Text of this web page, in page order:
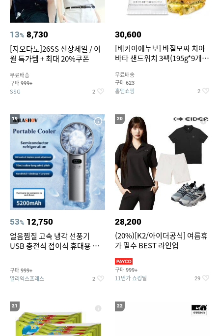
13% 8,730
[지오다노]26SS 신상세일 / 이
월 특가템 + 최대 20%쿠폰
무료배송
구매 999+
SSG 2
30,600
[베키아에누보] 바질모짜 치아
바타 샌드위치 3팩(195g*9개
무료배송
구매 623
홈앤쇼핑 2
19
53% 12,750
얼음찜질 고속 냉각 선풍기
USB 충전식 접이식 휴대용 미
용
구매 999+
알리익스프레스 2
20
28,200
(20%)[K2/아이더공식] 여름휴
가 필수 BEST 라인업
구매 999+
11번가 쇼킹딜 29
21 22